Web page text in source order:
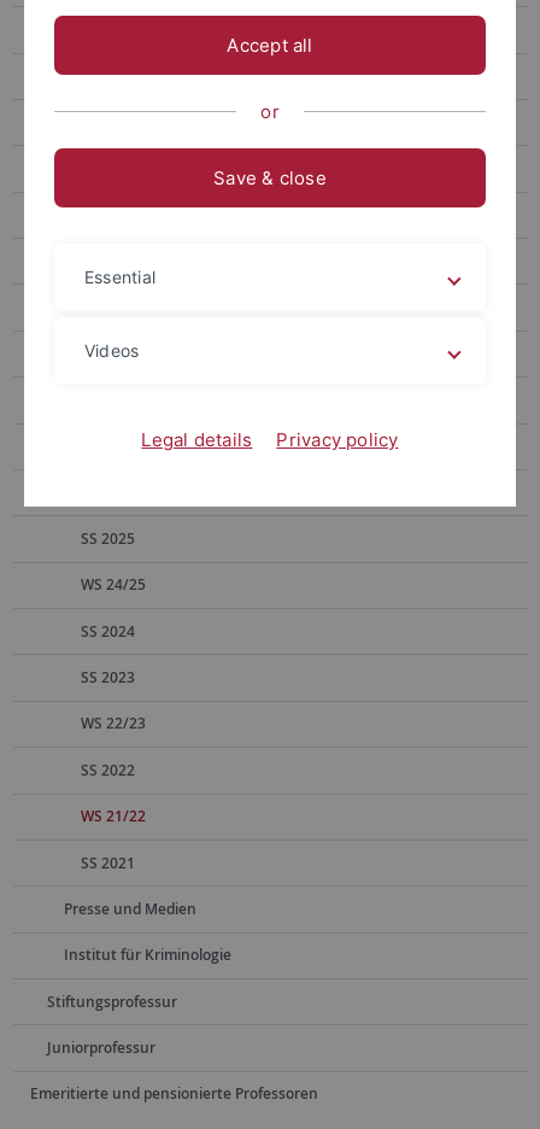
Eisele
Hecker
Aktuelles
MitarbeiterInnen
SS 2025
WS 24/25
SS 2024
SS 2023
WS 22/23
SS 2022
WS 21/22
SS 2021
Presse und Medien
Institut für Kriminologie
Stiftungsprofessur
Juniorprofessur
Emeritierte und pensionierte Professoren
Accept all
or
Save & close
Essential
Videos
Legal details Privacy policy